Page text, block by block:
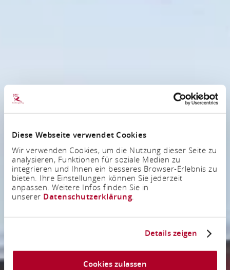
Diese Webseite verwendet Cookies
Wir verwenden Cookies, um die Nutzung dieser Seite zu
analysieren, Funktionen für soziale Medien zu
integrieren und Ihnen ein besseres Browser-Erlebnis zu
bieten. Ihre Einstellungen können Sie jederzeit
anpassen. Weitere Infos finden Sie in
unserer Datenschutzerklärung.
Details zeigen
Cookies zulassen